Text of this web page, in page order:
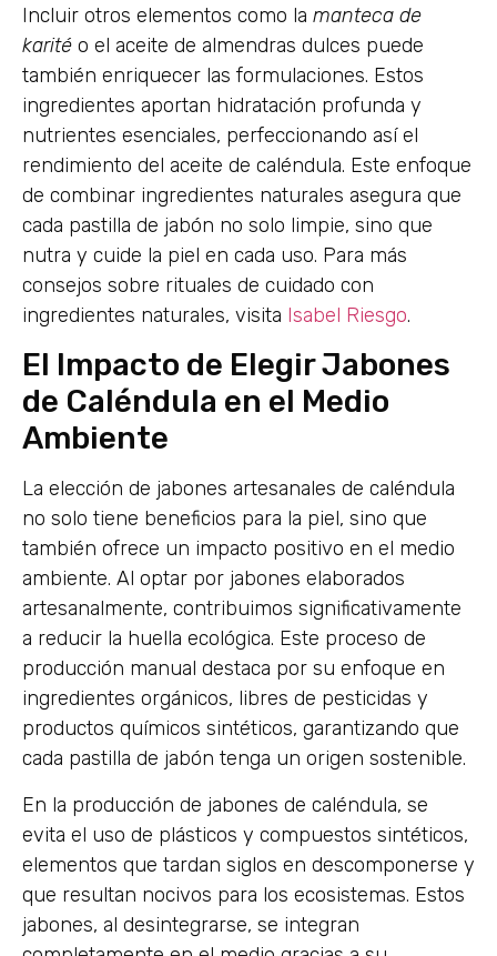
Incluir otros elementos como la manteca de
karité o el aceite de almendras dulces puede
también enriquecer las formulaciones. Estos
ingredientes aportan hidratación profunda y
nutrientes esenciales, perfeccionando así el
rendimiento del aceite de caléndula. Este enfoque
de combinar ingredientes naturales asegura que
cada pastilla de jabón no solo limpie, sino que
nutra y cuide la piel en cada uso. Para más
consejos sobre rituales de cuidado con
ingredientes naturales, visita Isabel Riesgo.
El Impacto de Elegir Jabones
de Caléndula en el Medio
Ambiente
La elección de jabones artesanales de caléndula
no solo tiene beneficios para la piel, sino que
también ofrece un impacto positivo en el medio
ambiente. Al optar por jabones elaborados
artesanalmente, contribuimos significativamente
a reducir la huella ecológica. Este proceso de
producción manual destaca por su enfoque en
ingredientes orgánicos, libres de pesticidas y
productos químicos sintéticos, garantizando que
cada pastilla de jabón tenga un origen sostenible.
En la producción de jabones de caléndula, se
evita el uso de plásticos y compuestos sintéticos,
elementos que tardan siglos en descomponerse y
que resultan nocivos para los ecosistemas. Estos
jabones, al desintegrarse, se integran